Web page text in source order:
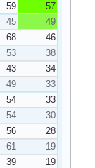
59
57
45
49
68
46
53
38
43
34
49
33
54
33
54
30
56
28
61
19
39
19